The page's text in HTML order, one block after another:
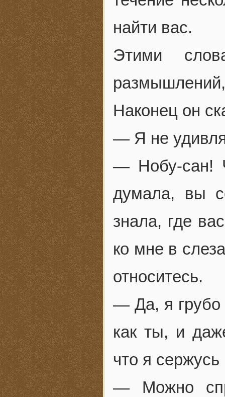
найти вас.
Этими
Наконец он
— Я не
— Нобу-сан!
думала, вы
знала, где
ко мне в
относитесь.
— Да, я грубо
как ты, и
что я
— Можно